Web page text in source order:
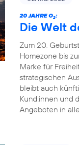
20 JAHRE O2:
Die Welt
Zum 20.
Homezone bis
Marke für
strategischen
bleibt auch
Kund:innen und
Angeboten in